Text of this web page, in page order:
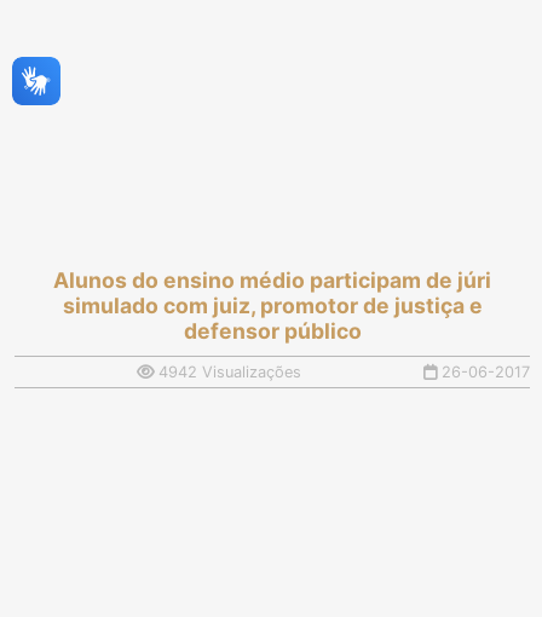
Alunos do ensino médio participam de júri
simulado com juiz, promotor de justiça e
defensor público
4942 Visualizações 26-06-2017